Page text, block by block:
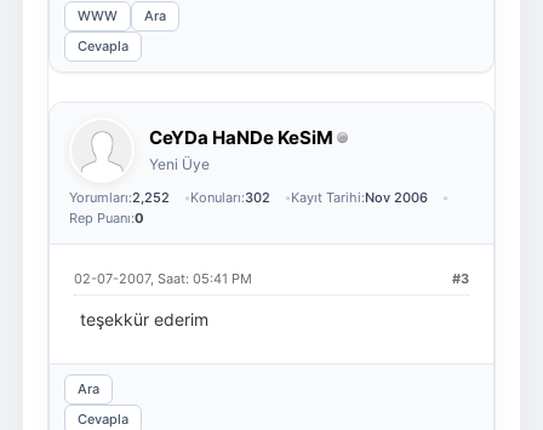
WWW
Ara
Cevapla
CeYDa HaNDe KeSiM
Yeni Üye
Yorumları:2,252 Konuları:302 Kayıt Tarihi:Nov 2006
Rep Puanı:0
#3
02-07-2007, Saat: 05:41 PM
teşekkür ederim
Ara
Cevapla